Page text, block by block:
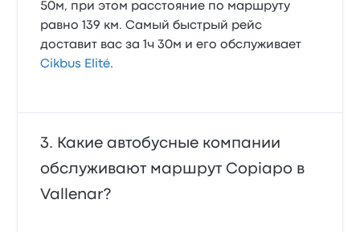
50м, при этом расстояние по маршруту
равно 139 км. Самый быстрый рейс
доставит вас за 1ч 30м и его обслуживает
Cikbus Elité.
Какие автобусные компании
обслуживают маршрут Copiapo в
Vallenar?